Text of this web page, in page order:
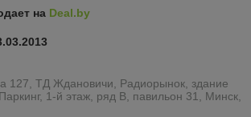
на Deal.by
127, ТД Ждановичи, Радиорынок, здание
1-й этаж, ряд В, павильон 31, Минск,